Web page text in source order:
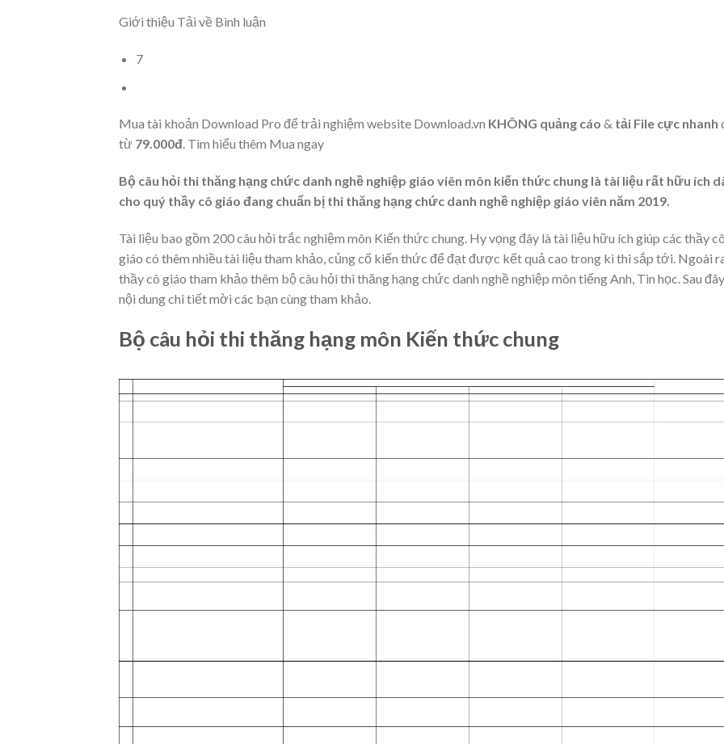
Giới thiệu Tải về Bình luận
7
Mua tài khoản Download Pro để trải nghiệm website Download.vn KHÔNG quảng cáo & tải File cực nhanh
từ 79.000đ. Tìm hiểu thêm Mua ngay
Bộ câu hỏi thi thăng hạng chức danh nghề nghiệp giáo viên môn kiến thức chung là tài liệu rất hữu ích
cho quý thầy cô giáo đang chuẩn bị thi thăng hạng chức danh nghề nghiệp giáo viên năm 2019.
Tài liệu bao gồm 200 câu hỏi trắc nghiệm môn Kiến thức chung. Hy vọng đây là tài liệu hữu ích giúp các thầy cô
giáo có thêm nhiều tài liệu tham khảo, củng cố kiến thức để đạt được kết quả cao trong kì thi sắp tới. Ngoài
thầy cô giáo tham khảo thêm bộ câu hỏi thi thăng hạng chức danh nghề nghiệp môn tiếng Anh, Tin học. Sau
nội dung chi tiết mời các bạn cùng tham khảo.
Bộ câu hỏi thi thăng hạng môn Kiến thức chung